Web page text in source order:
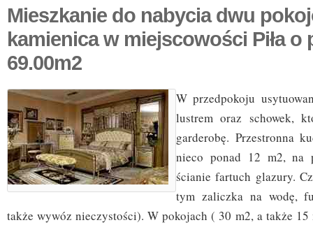
Mieszkanie do nabycia dwu
kamienica w miejscowości Piła o
69.00m2
W przedpokoju
lustrem oraz schowek,
garderobę. Przestronna
nieco ponad 12 m2, na
ścianie fartuch glazury.
tym zaliczka na wodę,
także wywóz nieczystości). W pokojach ( 30 m2, a także